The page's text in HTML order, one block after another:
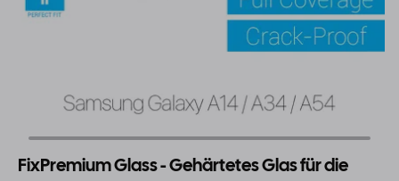
FixPremium Glass - Gehärtetes Glas für die